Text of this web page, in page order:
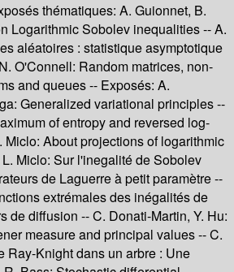
thématiques: A. Guionnet, B.
Logarithmic Sobolev inequalities -- A.
aléatoires : statistique asymptotique
O'Connell: Random matrices, non-
and queues -- Exposés: A.
Generalized variational principles --
of entropy and reversed log-
About projections of logarithmic
Miclo: Sur l'inegalité de Sobolev
de Laguerre à petit paramètre --
extrémales des inégalités de
de diffusion -- C. Donati-Martin, Y. Hu:
measure and principal values -- C.
Ray-Knight dans un arbre : Une